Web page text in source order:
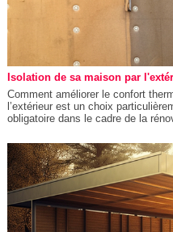
Isolation de sa maison par
Comment améliorer le confort
l’extérieur est un choix
obligatoire dans le cadre de la